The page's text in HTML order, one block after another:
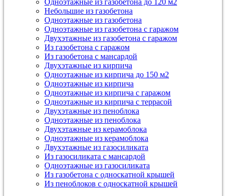
Одноэтажные из газобетона до 120 м2
Небольшие из газобетона
Одноэтажные из газобетона
Одноэтажные из газобетона с гаражом
Двухэтажные из газобетона с гаражом
Из газобетона с гаражом
Из газобетона с мансардой
Двухэтажные из кирпича
Одноэтажные из кирпича до 150 м2
Одноэтажные из кирпича
Одноэтажные из кирпича с гаражом
Одноэтажные из кирпича с террасой
Двухэтажные из пеноблока
Одноэтажные из пеноблока
Двухэтажные из керамоблока
Одноэтажные из керамоблока
Двухэтажные из газосиликата
Из газосиликата с мансардой
Одноэтажные из газосиликата
Из газобетона с односкатной крышей
Из пеноблоков с односкатной крышей